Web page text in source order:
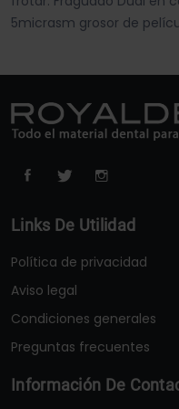
5micrasm grosor de
Links De Utilidad
Política de privacidad
Aviso legal
Condiciones generales
Preguntas frecuentes
Información De